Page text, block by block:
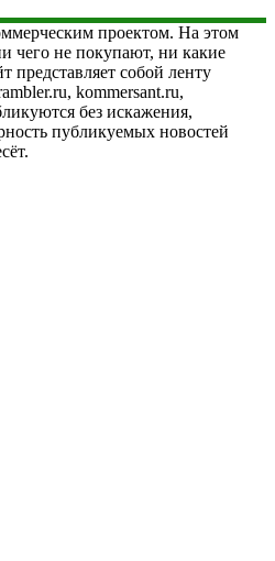
проектом. На этом
чего не покупают, ни какие
представляет собой ленту
kommersant.ru,
без искажения,
публикуемых новостей